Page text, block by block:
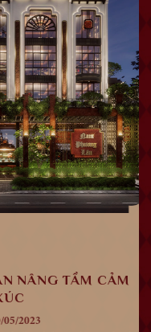
TẦM CẢM